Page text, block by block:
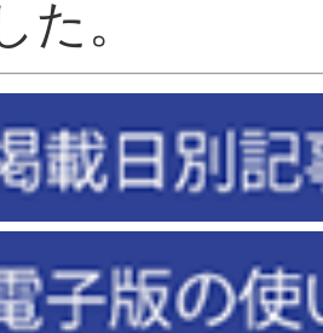
まし